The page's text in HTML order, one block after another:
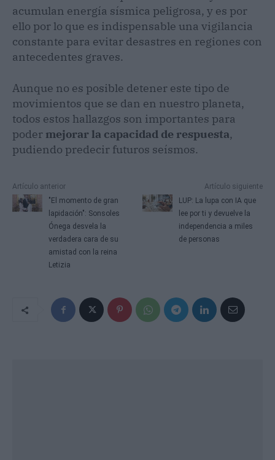
acumulan energía sísmica peligrosa, y es por
ello por lo que es indispensable una vigilancia
constante para evitar desastres en regiones con
antecedentes graves.
Aunque no es posible detener este tipo de
movimientos que se dan en nuestro planeta,
todos estos hallazgos son importantes para
poder mejorar la capacidad de respuesta,
pudiendo predecir futuros seísmos.
Artículo anterior
"El momento de gran
lapidación": Sonsoles
Ónega desvela la
verdadera cara de su
amistad con la reina
Letizia
Artículo siguiente
LUP: La lupa con IA que
lee por ti y devuelve la
independencia a miles
de personas